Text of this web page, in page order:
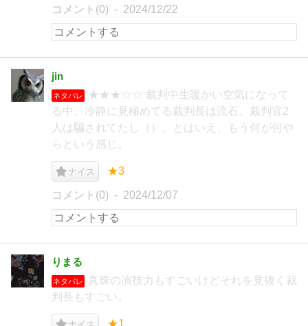
コメント(0) 2024/12/22
jin
ネタバレ
★★★☆☆ 裁判中生暖かい空気になって
る中、冷静に見極めてる裁判長は流石。裁判官2
人は騙されてたし（）。とはいえ、もう何が何や
らという感じ。
ナイス ★3
コメント(0) 2024/12/07
りまる
ネタバレ
真珠の演技力もすごいけどそれを見抜く裁
判長もすごい。
★1